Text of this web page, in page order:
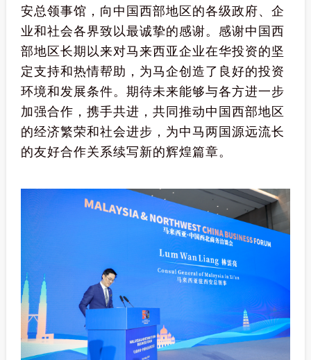
安总领事馆，向中国西部地区的各级政府、企
业和社会各界致以最诚挚的感谢。感谢中国西
部地区长期以来对马来西亚企业在华投资的坚
定支持和热情帮助，为马企创造了良好的投资
环境和发展条件。期待未来能够与各方进一步
加强合作，携手共进，共同推动中国西部地区
的经济繁荣和社会进步，为中马两国源远流长
的友好合作关系续写新的辉煌篇章。